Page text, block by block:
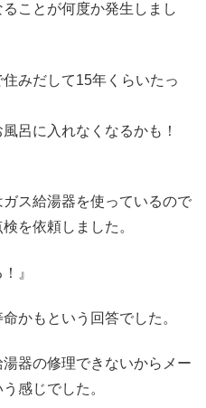
ことが何度か発生しまし
みだして15年くらいたっ
風呂に入れなくなるかも！
ス給湯器を使っているので
を依頼しました。
』
かもという回答でした。
器の修理できないからメー
感じでした。